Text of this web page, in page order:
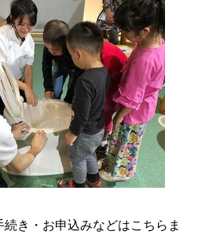
き・お申込みなどはこちらま